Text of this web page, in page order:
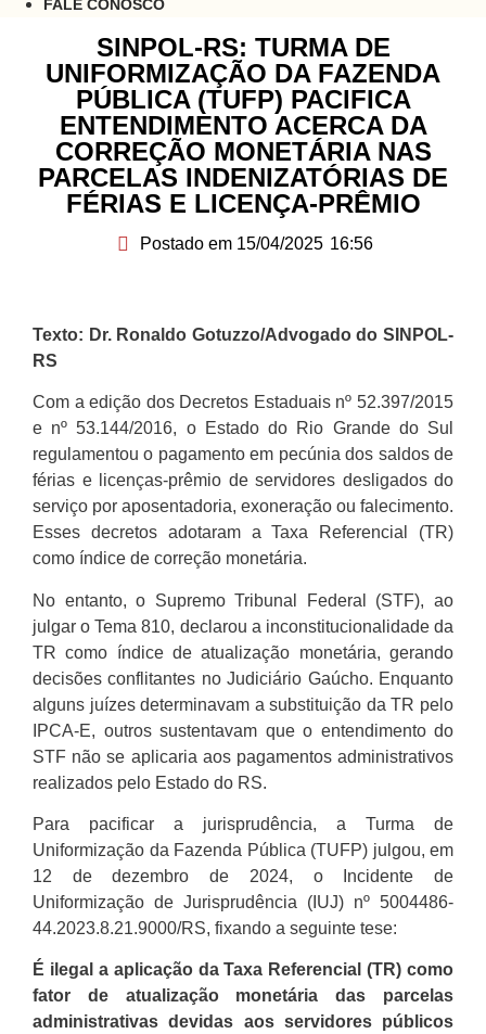
FALE CONOSCO
SINPOL-RS: TURMA DE
UNIFORMIZAÇÃO DA FAZENDA
PÚBLICA (TUFP) PACIFICA
ENTENDIMENTO ACERCA DA
CORREÇÃO MONETÁRIA NAS
PARCELAS INDENIZATÓRIAS DE
FÉRIAS E LICENÇA-PRÊMIO
Postado em 15/04/2025 16:56
Texto: Dr. Ronaldo Gotuzzo/Advogado do SINPOL-
RS
Com a edição dos Decretos Estaduais nº 52.397/2015
e nº 53.144/2016, o Estado do Rio Grande do Sul
regulamentou o pagamento em pecúnia dos saldos de
férias e licenças-prêmio de servidores desligados do
serviço por aposentadoria, exoneração ou falecimento.
Esses decretos adotaram a Taxa Referencial (TR)
como índice de correção monetária.
No entanto, o Supremo Tribunal Federal (STF), ao
julgar o Tema 810, declarou a inconstitucionalidade da
TR como índice de atualização monetária, gerando
decisões conflitantes no Judiciário Gaúcho. Enquanto
alguns juízes determinavam a substituição da TR pelo
IPCA-E, outros sustentavam que o entendimento do
STF não se aplicaria aos pagamentos administrativos
realizados pelo Estado do RS.
Para pacificar a jurisprudência, a Turma de
Uniformização da Fazenda Pública (TUFP) julgou, em
12 de dezembro de 2024, o Incidente de
Uniformização de Jurisprudência (IUJ) nº 5004486-
44.2023.8.21.9000/RS, fixando a seguinte tese:
É ilegal a aplicação da Taxa Referencial (TR) como
fator deatualização monetária das parcelas
administrativas devidas aos servidores públicos